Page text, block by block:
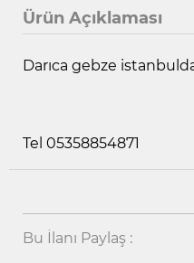
Ürün Açıklaması
Darıca gebze
Tel 05358854871
Bu İlanı Paylaş :